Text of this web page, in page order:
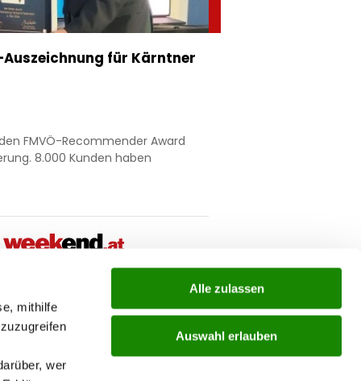
mithilfe
wer
Alle zulassen
Auswahl erlauben
für Kärntner
FMVÖ-Recommender Award
8.000 Kunden haben